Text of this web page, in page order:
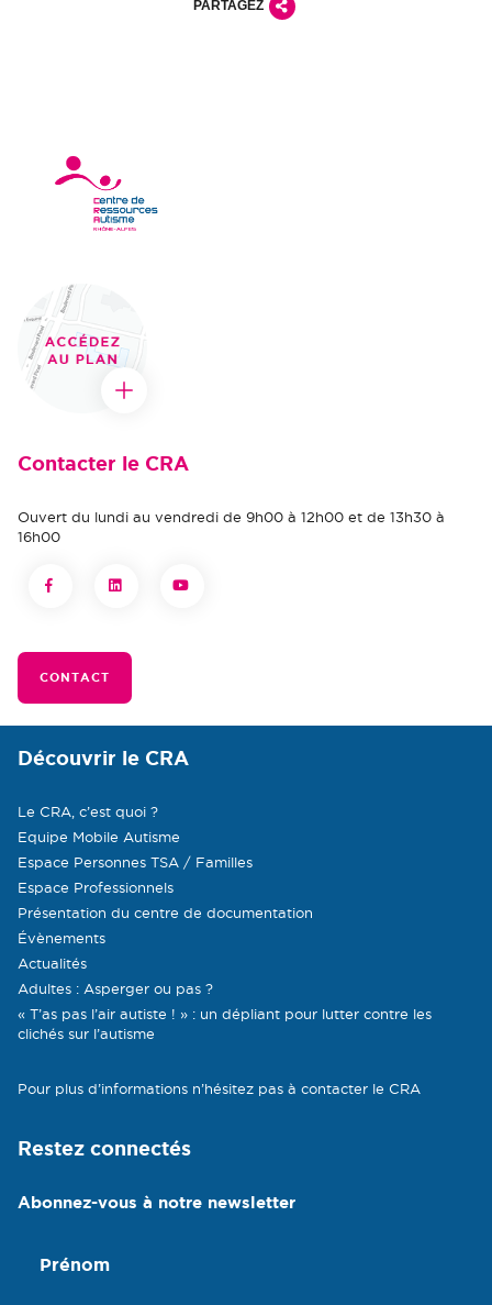
PARTAGEZ
Contacter le CRA
Ouvert du lundi au vendredi de 9h00 à 12h00 et de 13h30 à
16h00
CONTACT
Découvrir le CRA
Le CRA, c’est quoi ?
Equipe Mobile Autisme
Espace Personnes TSA / Familles
Espace Professionnels
Présentation du centre de documentation
Évènements
Actualités
Adultes : Asperger ou pas ?
« T’as pas l’air autiste ! » : un dépliant pour lutter contre les
clichés sur l’autisme
Pour plus d’informations n’hésitez pas à contacter le CRA
Restez connectés
Abonnez-vous à notre newsletter
Prénom